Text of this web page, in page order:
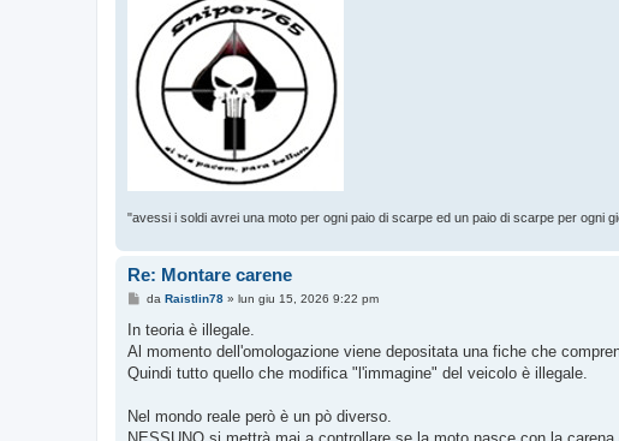
"avessi i soldi avrei una moto per ogni paio di scarpe ed un paio di scarpe per ogni
Re: Montare carene
M
s
a
g
o
da Raistlin78» lun giu 15, 2026 9:22 pm
In teoria è illegale.
Al momento dell'omologazione viene depositata una fiche che
Quindi tutto quello che modifica "l'immagine" del veicolo è illegale.
Nel mondo reale però è un pò diverso.